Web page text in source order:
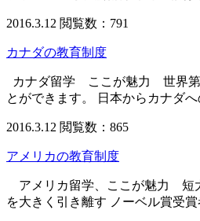
2016.3.12 閲覧数：791
カナダの教育制度
カナダ留学 ここが魅力 世界第2
とができます。 日本からカナダ
2016.3.12 閲覧数：865
アメリカの教育制度
アメリカ留学、ここが魅力 短
を大きく引き離す ノーベル賞受